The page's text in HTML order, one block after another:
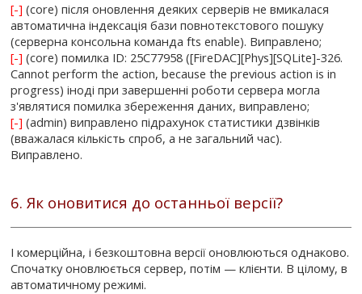
[-] (core) після оновлення деяких серверів не вмикалася
автоматична індексація бази повнотекстового пошуку
(серверна консольна команда fts enable). Виправлено;
[-] (core) помилка ID: 25C77958 ([FireDAC][Phys][SQLite]-326.
Cannot perform the action, because the previous action is in
progress) іноді при завершенні роботи сервера могла
з'являтися помилка збереження даних, виправлено;
[-] (admin) виправлено підрахунок статистики дзвінків
(вважалася кількість спроб, а не загальний час).
Виправлено.
6. Як оновитися до останньої версії?
І комерційна, і безкоштовна версії оновлюються однаково.
Спочатку оновлюється сервер, потім — клієнти. В цілому, в
автоматичному режимі.